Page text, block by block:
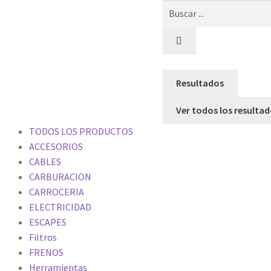
Resultados
Ver todos los
TODOS LOS PRODUCTOS
ACCESORIOS
CABLES
CARBURACION
CARROCERIA
ELECTRICIDAD
ESCAPES
Filtros
FRENOS
Herramientas